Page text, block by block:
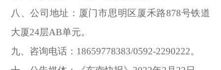
八、公司地址：厦门市思明区厦禾路878号铁道
大厦24层AB单元。
九、咨询电话：18659778383/0592-2290222。